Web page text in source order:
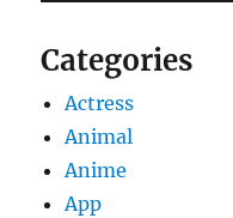
Categories
Actress
Animal
Anime
App